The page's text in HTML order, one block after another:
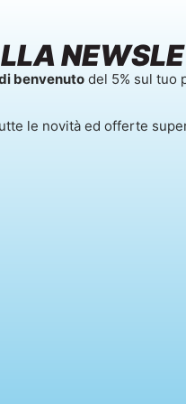
benvenuto del 5% sul tuo
le novità ed offerte